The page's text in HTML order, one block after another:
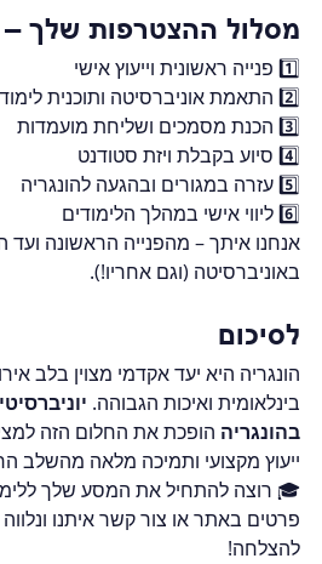
מסלול ההצטרפות שלך
1️⃣ פנייה ראשונית וייעוץ אישי
2️⃣ התאמת אוניברסיטה ותוכנית לימודים
3️⃣ הכנת מסמכים ושליחת מועמדות
4️⃣ סיוע בקבלת ויזת סטודנט
5️⃣ עזרה במגורים ובהגעה להונגריה
6️⃣ ליווי אישי במהלך הלימודים
אנחנו איתך – מהפנייה הראשונה ועד
באוניברסיטה (וגם אחריו!).
לסיכום
הונגריה היא יעד אקדמי מצוין בלב
בינלאומית ואיכות הגבוהה.
בהונגריה הופכת את החלום הזה
ייעוץ מקצועי ותמיכה מלאה מהשלב
🎓 רוצה להתחיל את המסע שלך
פרטים באתר או צור קשר איתנו
להצלחה!